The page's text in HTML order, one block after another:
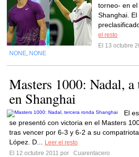
torneo- en
Shanghai. El
el resto
El 13 octubre
NONE NONE
Masters 1000: Nadal, a
en Shanghai
El
se presentó con victoria en el Masters
tras vencer por 6-3 y 6-2 a su
López. D...
Leer el resto
El 12 octubre 2011 por
Cuarentacero